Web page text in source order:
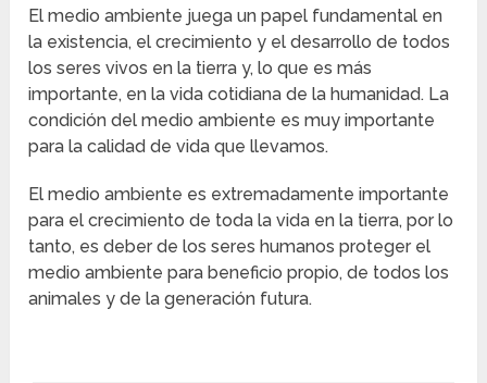
El medio ambiente juega un papel fundamental en
la existencia, el crecimiento y el desarrollo de todos
los seres vivos en la tierra y, lo que es más
importante, en la vida cotidiana de la humanidad. La
condición del medio ambiente es muy importante
para la calidad de vida que llevamos.
El medio ambiente es extremadamente importante
para el crecimiento de toda la vida en la tierra, por lo
tanto, es deber de los seres humanos proteger el
medio ambiente para beneficio propio, de todos los
animales y de la generación futura.